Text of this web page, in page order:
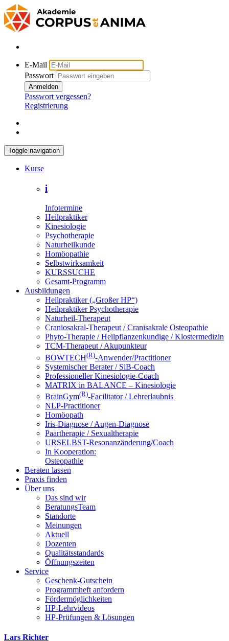
E-Mail
Passwort
Anmelden
Passwort vergessen?
Registrierung
Toggle navigation
Kurse
i
Infotermine
Heilpraktiker
Kinesiologie
Psychotherapie
Naturheilkunde
Homöopathie
Selbstwirksamkeit
KURSSUCHE
Gesamt-Programm
Ausbildungen
Heilpraktiker („Großer HP“)
Heilpraktiker Psychotherapie
Naturheil-Therapeut
Craniosakral-Therapeut / Cranisakrale Osteopathie
Phyto-Therapie / Heilpflanzenkundige / Klostermedizin
TCM-Therapeut / Akupunkteur
BOWTECH(R)-Anwender/Practitioner
Systemischer Berater / SiB-Coach
Professioneller Kinesiologie-Coach
MATRIX in BALANCE – Kinesiologie
BrainGym(R)-Facilitator / Lehrerlaubnis
NLP-Practitioner
Homöopath
Iris-Diagnose / Augen-Diagnose
Paartherapie / Sexualtherapie
URSELBST-Resonanzänderung/Coach
In Kooperation:
Osteopathie
Beraten lassen
Praxis finden
Über uns
Das sind wir
BeratungsTeam
Standorte
Meinungen
Aktuell
Dozenten
Qualitätsstandards
Öffnungszeiten
Service
Geschenk-Gutschein
Programmheft anfordern
Fördermöglichkeiten
HP-Lehrvideos
HP-Prüfungen & Lösungen
Lars Richter